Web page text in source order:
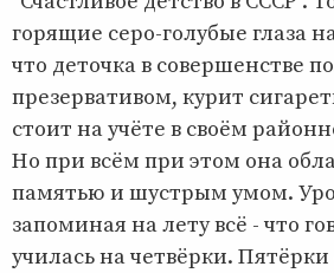
горящие серо-голубые глаза
что деточка в совершенстве
презервативом, курит
стоит на учёте в своём
Но при всём при этом она
памятью и шустрым умом.
запоминая на лету всё - что
училась на четвёрки.